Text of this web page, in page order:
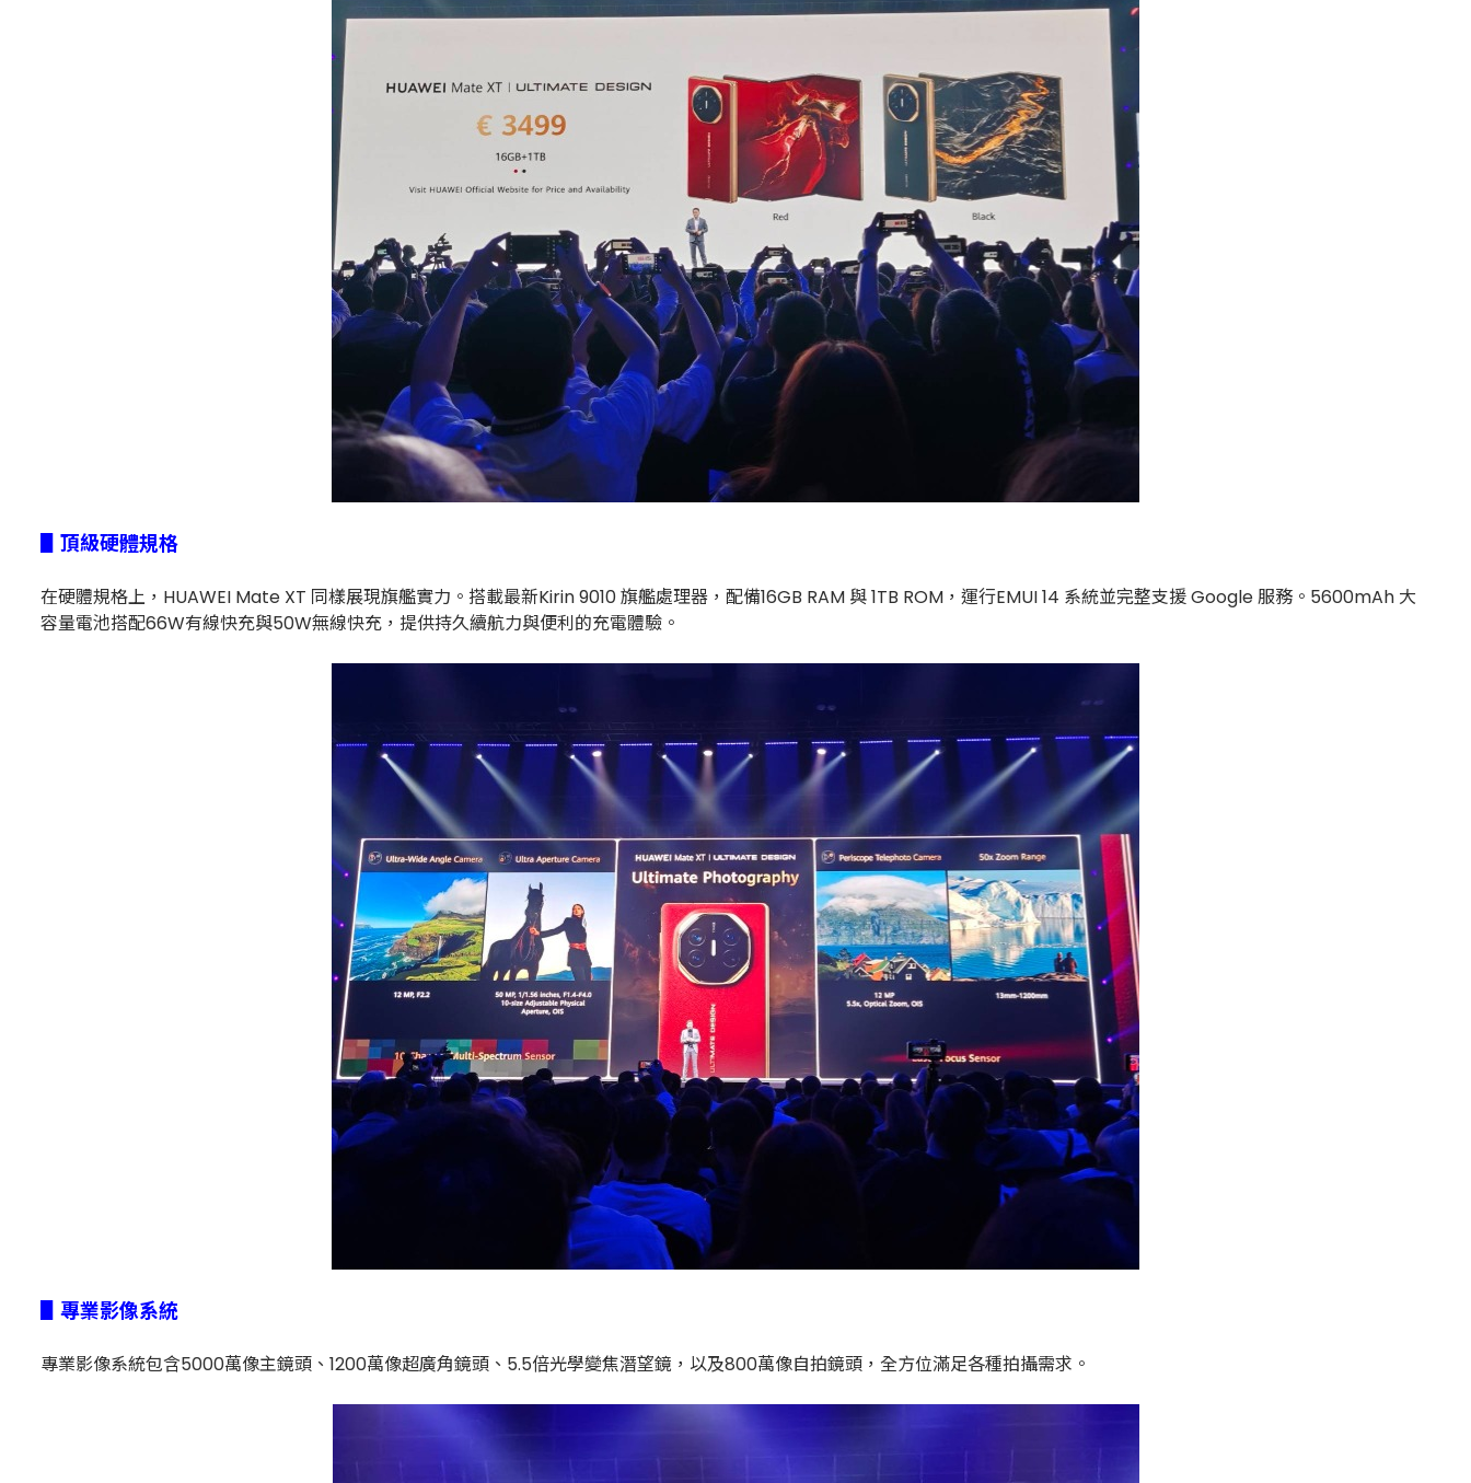
▋頂級硬體規格
在硬體規格上，HUAWEI Mate XT 同樣展現旗艦實力。搭載最新Kirin 9010 旗艦處理器，配備16GB RAM 與 1TB ROM，運行EMUI 14 系統並完整支援 Google 服務。5600mAh 大
容量電池搭配66W有線快充與50W無線快充，提供持久續航力與便利的充電體驗。
▋專業影像系統
專業影像系統包含5000萬像主鏡頭、1200萬像超廣角鏡頭、5.5倍光學變焦潛望鏡，以及800萬像自拍鏡頭，全方位滿足各種拍攝需求。